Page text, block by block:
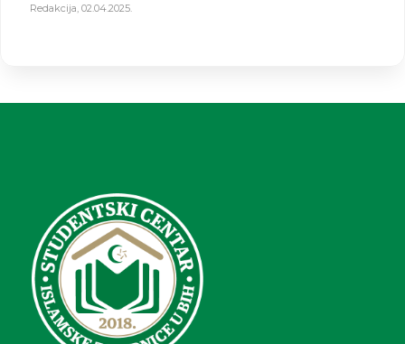
Redakcija 02.04.2025.